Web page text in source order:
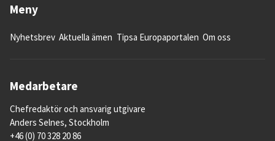
Meny
Nyhetsbrev Aktuella ämen Tipsa Europaportalen Om oss
Medarbetare
Chefredaktör och ansvarig utgivare
Anders Selnes, Stockholm
+46 (0) 70 328 20 86